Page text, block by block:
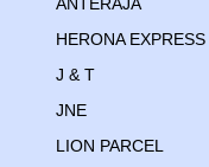
HERONA EXPRESS
J & T
JNE
LION PARCEL